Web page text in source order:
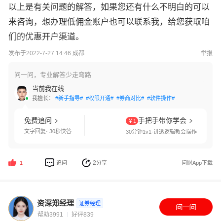
以上是有关问题的解答，如果您还有什么不明白的可以
来咨询，想办理低佣金账户也可以联系我，给您获取咱
们的优惠开户渠道。
发布于2022-7-27 14:46 成都 举报
问一问，专业解答少走弯路
当前我在线
我擅长： #新手指导# #权限开通# #券商对比# #软件操作#
免费追问
文字回复· 30秒快答
￥1 手把手带你学会
30分钟1v1·讲透逻辑教会操作
1 追问 2分享 问财App下载
资深郑经理 证券经理
帮助3991 好评839